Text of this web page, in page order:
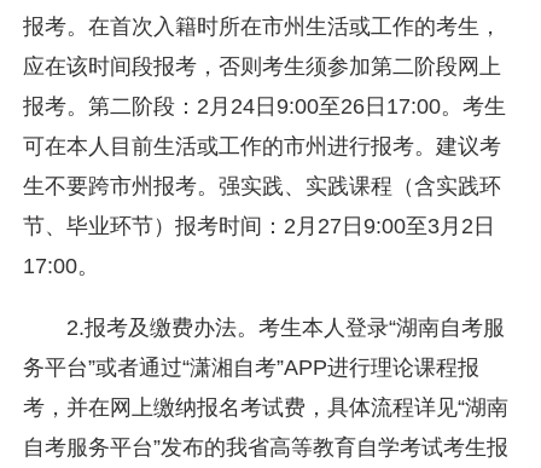
报考。在首次入籍时所在市州生活或工作的考生，
应在该时间段报考，否则考生须参加第二阶段网上
报考。第二阶段：2月24日9:00至26日17:00。考生
可在本人目前生活或工作的市州进行报考。建议考
生不要跨市州报考。强实践、实践课程（含实践环
节、毕业环节）报考时间：2月27日9:00至3月2日
17:00。
2.报考及缴费办法。考生本人登录“湖南自考服
务平台”或者通过“潇湘自考”APP进行理论课程报
考，并在网上缴纳报名考试费，具体流程详见“湖南
自考服务平台”发布的我省高等教育自学考试考生报